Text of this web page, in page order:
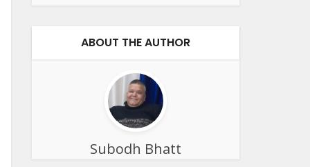
ABOUT THE AUTHOR
Subodh Bhatt